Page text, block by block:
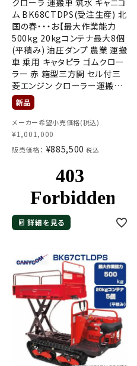
クローラ 運搬車 筑水 キャニコ
ム BK68CTDPS(受注生産) 北
国の春・・・お【最大作業能力
500kg 20kgコンテナ最大8個
(平積み) 油圧ダンプ 農業 運搬
車 乗用 キャタピラ ゴムクロー
ラー 赤 箱型三方開 セル付三
菱エンジン クローラー運搬車
土木 不整地】
メーカー希望小売価格(税込)
¥1,001,000
販売価格： ¥885,500 税込
詳細を見る